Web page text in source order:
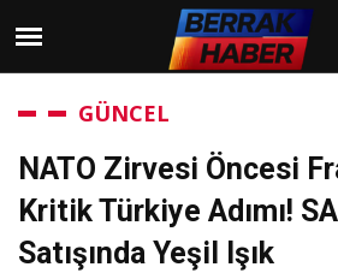
GÜNCEL
NATO Zirvesi Öncesi
Kritik Türkiye Adımı!
Satışında Yeşil Işık